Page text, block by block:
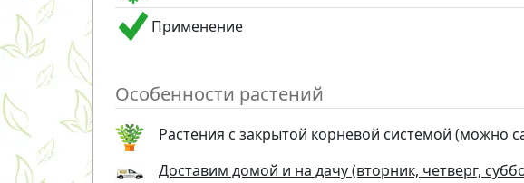
Применение
Особенности растений
Растения с закрытой корневой системой (можно
Доставим домой и на дачу (вторник, четверг,